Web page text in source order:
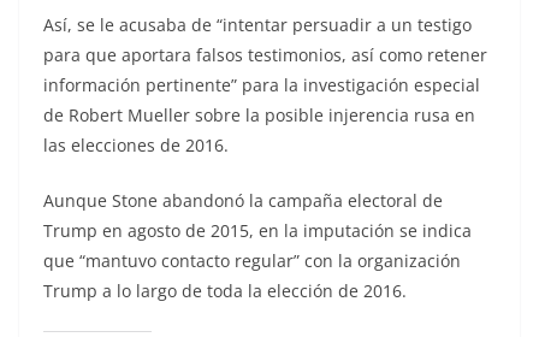
Así, se le acusaba de “intentar persuadir a un testigo
para que aportara falsos testimonios, así como retener
información pertinente” para la investigación especial
de Robert Mueller sobre la posible injerencia rusa en
las elecciones de 2016.
Aunque Stone abandonó la campaña electoral de
Trump en agosto de 2015, en la imputación se indica
que “mantuvo contacto regular” con la organización
Trump a lo largo de toda la elección de 2016.